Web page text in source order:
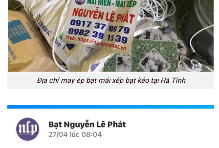
Địa chỉ may ép bạt mái xếp bạt kéo tại Hà Tĩnh